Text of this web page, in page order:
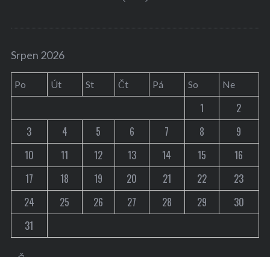
Srpen 2026
Po Út St Čt Pá So Ne
1
2
3
4 5 6 7 8
9
10
11 12 13 14 15
16
17
18 19 20 21 22
23
24
25 26 27 28 29
30
31